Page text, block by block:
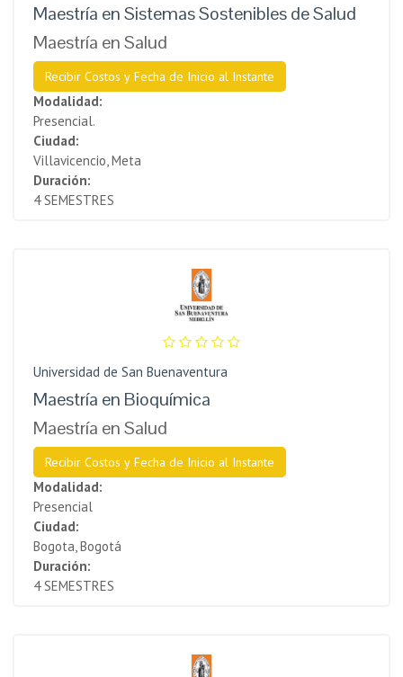
Maestría en Sistemas Sostenibles de Salud
Maestría en Salud
Recibir Costos y Fecha de Inicio al Instante
Modalidad:
Presencial.
Ciudad:
Villavicencio, Meta
Duración:
4 SEMESTRES
Universidad de San Buenaventura
Maestría en Bioquímica
Maestría en Salud
Recibir Costos y Fecha de Inicio al Instante
Modalidad:
Presencial
Ciudad:
Bogota, Bogotá
Duración:
4 SEMESTRES